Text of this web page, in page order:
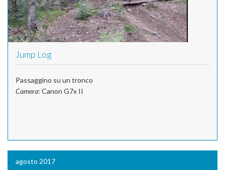
Jump Log
Passaggino su un tronco
Camera: Canon G7x II
agosto 2017